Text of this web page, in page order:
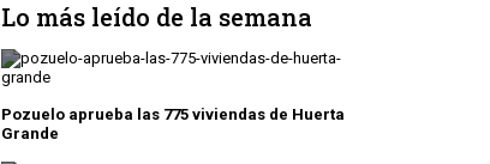
Lo más leído de la semana
Pozuelo aprueba las 775 viviendas de Huerta
Grande